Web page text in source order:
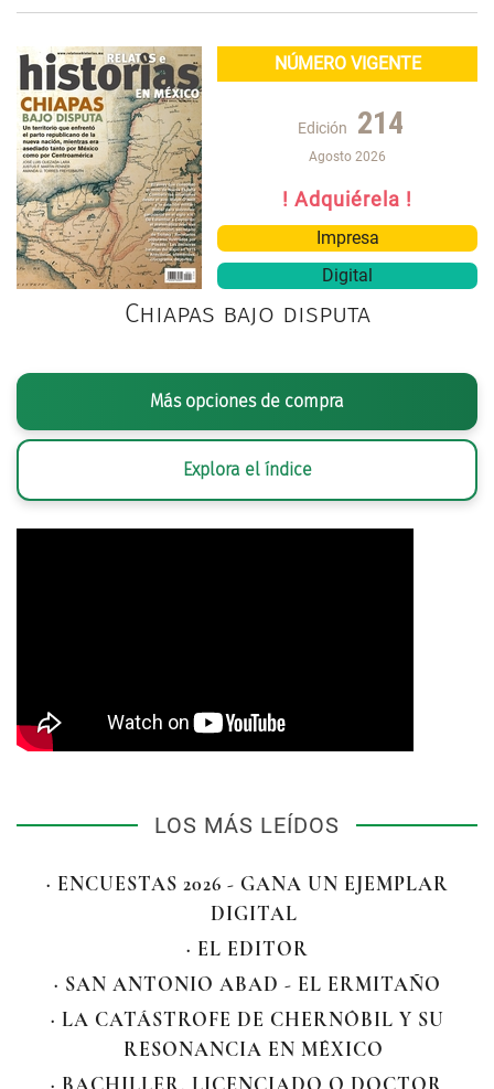
NÚMERO VIGENTE
Edición 214
Agosto 2026
! Adquiérela !
Impresa
Digital
Chiapas bajo disputa
Más opciones de compra
Explora el índice
LOS MÁS LEÍDOS
· ENCUESTAS 2026 - GANA UN EJEMPLAR
DIGITAL
· EL EDITOR
· SAN ANTONIO ABAD - EL ERMITAÑO
· LA CATÁSTROFE DE CHERNÓBIL Y SU
RESONANCIA EN MÉXICO
· BACHILLER, LICENCIADO O DOCTOR